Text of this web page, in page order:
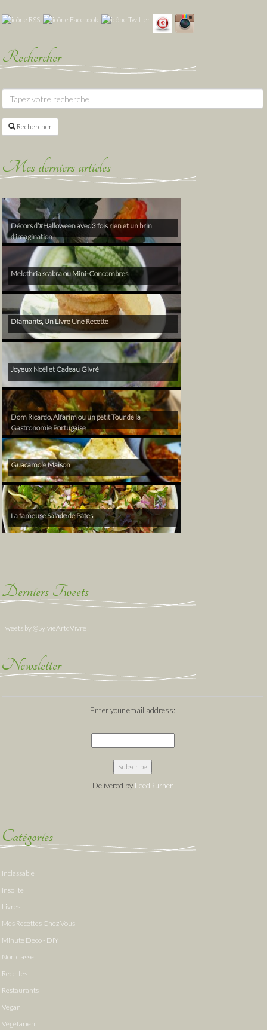
Rechercher
Rechercher
Mes derniers articles
Décors d’#Halloween avec 3 fois rien et un brin
d’imagination
Melothria scabra ou Mini-Concombres
Diamants, Un Livre Une Recette
Joyeux Noël et Cadeau Givré
Dom Ricardo, Alfarim ou un petit Tour de la
Gastronomie Portugaise
Guacamole Maison
La fameuse Salade de Pâtes
Derniers Tweets
Tweets by @SylvieArtdVivre
Newsletter
Enter your email address:
Delivered by FeedBurner
Catégories
Inclassable
Insolite
Livres
Mes Recettes Chez Vous
Minute Deco - DIY
Non classé
Recettes
Restaurants
Vegan
Végétarien